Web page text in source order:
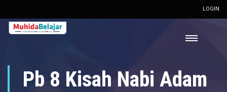
LOGIN
Pb 8 Kisah Nabi Adam